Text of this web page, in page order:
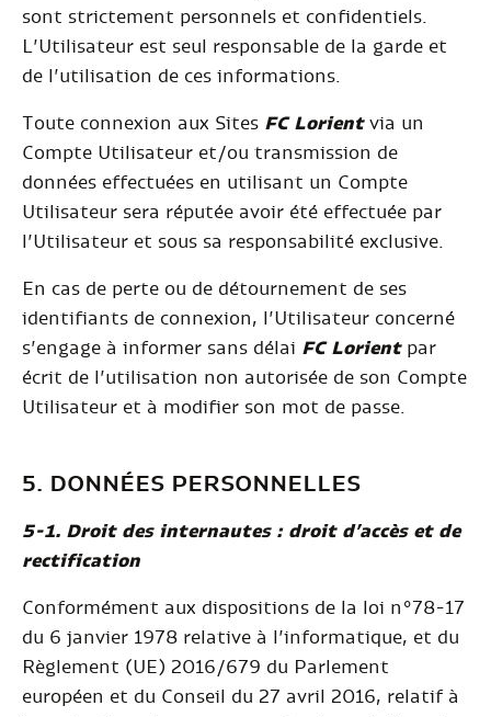
sont strictement personnels et confidentiels.
L’Utilisateur est seul responsable de la garde et
de l’utilisation de ces informations.
Toute connexion aux Sites FC Lorientvia un
Compte Utilisateur et/ou transmission de
données effectuées en utilisant un Compte
Utilisateur sera réputée avoir été effectuée par
l’Utilisateur et sous sa responsabilité exclusive.
En cas de perte ou de détournement de ses
identifiants de connexion, l’Utilisateur concerné
s’engage à informer sans délai FC Lorientpar
écrit de l’utilisation non autorisée de son Compte
Utilisateur et à modifier son mot de passe.
5. DONNÉES PERSONNELLES
5-1. Droit des internautes : droit d’accès et de
rectification
Conformément aux dispositions de la loi n°78-17
du 6 janvier 1978 relative à l’informatique, et du
Règlement (UE) 2016/679 du Parlement
européen et du Conseil du 27 avril 2016, relatif à